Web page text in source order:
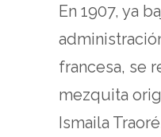
En 1907, ya
francesa, se
mezquita
Ismaila